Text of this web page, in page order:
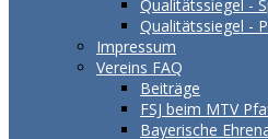
Qualitätssiegel -
Qualitätssiegel -
Impressum
Vereins FAQ
Beiträge
FSJ beim MTV
Bayerische